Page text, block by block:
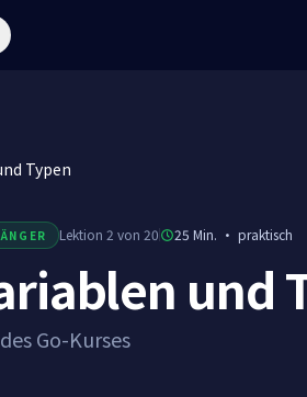
Typen
Lektion 2 von 20 25 Min. · praktisch
und
Go-Kurses